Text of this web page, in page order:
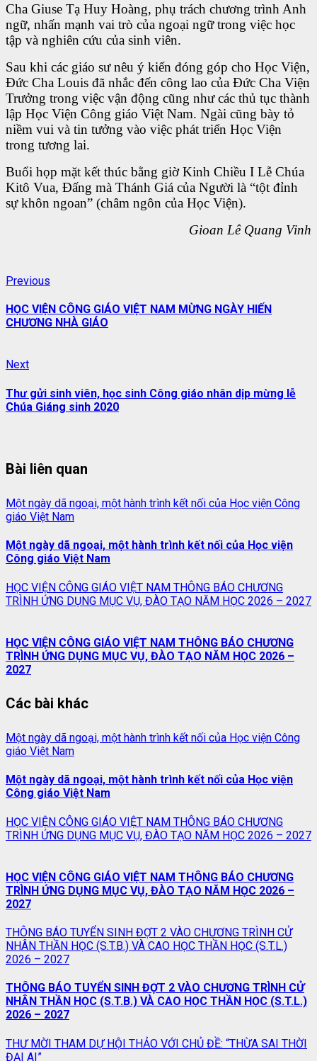
Cha Giuse Tạ Huy Hoàng, phụ trách chương trình Anh
ngữ, nhấn mạnh vai trò của ngoại ngữ trong việc học
tập và nghiên cứu của sinh viên.
Sau khi các giáo sư nêu ý kiến đóng góp cho Học Viện,
Đức Cha Louis đã nhắc đến công lao của Đức Cha Viện
Trưởng trong việc vận động cũng như các thủ tục thành
lập Học Viện Công giáo Việt Nam. Ngài cũng bày tỏ
niềm vui và tin tưởng vào việc phát triển Học Viện
trong tương lai.
Buổi họp mặt kết thúc bằng giờ Kinh Chiều I Lễ Chúa
Kitô Vua, Đấng mà Thánh Giá của Người là “tột đỉnh
sự khôn ngoan” (châm ngôn của Học Viện).
Gioan Lê Quang Vinh
Continue
Reading
Previous
HỌC VIỆN CÔNG GIÁO VIỆT NAM MỪNG NGÀY HIẾN
CHƯƠNG NHÀ GIÁO
NextNext
Thư gửi sinh viên, học sinh Công giáo nhân dịp mừng lễ
Chúa Giáng sinh 2020
Bài liên quan
Một ngày dã ngoại, một hành trình kết nối của Học viện Công
giáo Việt Nam
Một ngày dã ngoại, một hành trình kết nối của Học viện
Công giáo Việt Nam
HỌC VIỆN CÔNG GIÁO VIỆT NAM THÔNG BÁO CHƯƠNG
TRÌNH ỨNG DỤNG MỤC VỤ, ĐÀO TẠO NĂM HỌC 2026 – 2027
HỌC VIỆN CÔNG GIÁO VIỆT NAM THÔNG BÁO CHƯƠNG
TRÌNH ỨNG DỤNG MỤC VỤ, ĐÀO TẠO NĂM HỌC 2026 –
2027
Các bài khác
Một ngày dã ngoại, một hành trình kết nối của Học viện Công
giáo Việt Nam
Một ngày dã ngoại, một hành trình kết nối của Học viện
Công giáo Việt Nam
HỌC VIỆN CÔNG GIÁO VIỆT NAM THÔNG BÁO CHƯƠNG
TRÌNH ỨNG DỤNG MỤC VỤ, ĐÀO TẠO NĂM HỌC 2026 – 2027
HỌC VIỆN CÔNG GIÁO VIỆT NAM THÔNG BÁO CHƯƠNG
TRÌNH ỨNG DỤNG MỤC VỤ, ĐÀO TẠO NĂM HỌC 2026 –
2027
THÔNG BÁO TUYỂN SINH ĐỢT 2 VÀO CHƯƠNG TRÌNH CỬ
NHÂN THẦN HỌC (S.T.B.) VÀ CAO HỌC THẦN HỌC (S.T.L.)
2026 – 2027
THÔNG BÁO TUYỂN SINH ĐỢT 2 VÀO CHƯƠNG TRÌNH CỬ
NHÂN THẦN HỌC (S.T.B.) VÀ CAO HỌC THẦN HỌC (S.T.L.)
2026 – 2027
THƯ MỜI THAM DỰ HỘI THẢO VỚI CHỦ ĐỀ: “THỪA SAI THỜI
ĐẠI AI”